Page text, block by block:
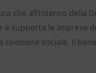
che all’interno della
e supporta le imprese
sociale, il